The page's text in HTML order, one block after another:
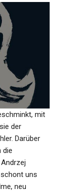
mit
der
Darüber
die
uns
neu